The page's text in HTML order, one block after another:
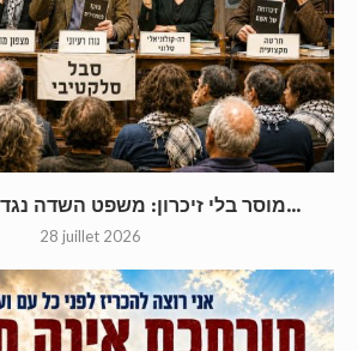
מוסר בלי זיכרון: משפט השדה נגד הציונות. מאת...
28 juillet 2026